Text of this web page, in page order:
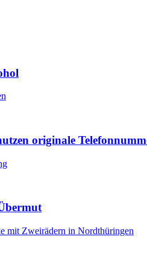
originale
mit Zweirädern in Nordthüringen